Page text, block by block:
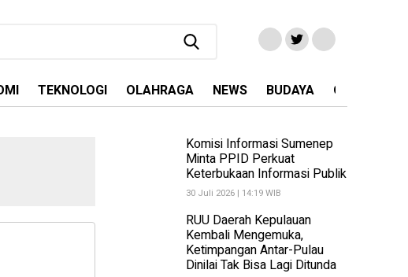
TEKNOLOGI OLAHRAGA NEWS BUDAYA OPINI
Komisi Informasi Sumenep
Minta PPID Perkuat
Keterbukaan Informasi Publik
30 Juli 2026 | 14:19 WIB
RUU Daerah Kepulauan
Kembali Mengemuka,
Ketimpangan Antar-Pulau
Dinilai Tak Bisa Lagi Ditunda